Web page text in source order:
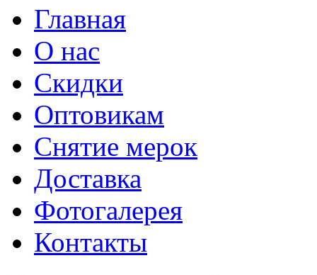
Главная
О нас
Скидки
Оптовикам
Снятие мерок
Доставка
Фотогалерея
Контакты